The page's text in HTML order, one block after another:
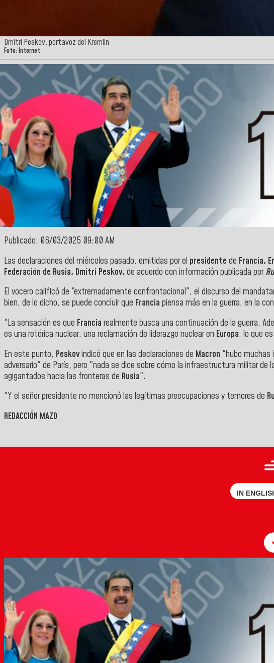
Dmitri Peskov, portavoz del Kremlin
Foto: Internet
Publicado: 06/03/2025 09:00 AM
Las declaraciones del miércoles pasado, emitidas por el presidente de Francia,
Federación de Rusia, Dmitri Peskov, de acuerdo con información publicada por
El vocero calificó de "extremadamente confrontacional", el discurso del
bien, de lo dicho, se puede concluir que Francia piensa más en la guerra, en la
"La sensación es que Francia realmente busca una continuación de la guerra.
es una retórica nuclear, una reclamación de liderazgo nuclear en Europa, lo que
En este punto, Peskovindicó que en las declaraciones de Macron "hubo muchas
adversario" de París, pero "nada se dice sobre cómo la infraestructura militar de
agigantados hacia las fronteras de Rusia".
"Y el señor presidente no mencionó las legítimas preocupaciones y temores de
REDACCIÓN MAZO
IN